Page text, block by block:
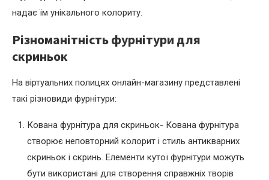
надає їм унікального колориту.
Різноманітність фурнітури для
скриньок
На віртуальних полицях онлайн-магазину представлені
такі різновиди фурнітури:
Кована фурнітура для скриньок- Кована фурнітура
створює неповторний колорит і стиль антикварних
скриньок і скринь. Елементи кутої фурнітури можуть
бути використані для створення справжніх творів